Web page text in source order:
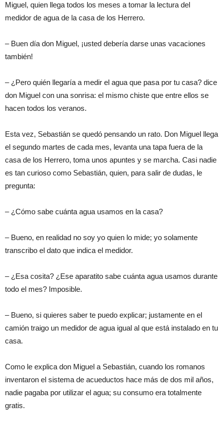
Miguel, quien llega todos los meses a tomar la lectura del
medidor de agua de la casa de los Herrero.
– Buen día don Miguel, ¡usted debería darse unas vacaciones
también!
– ¿Pero quién llegaría a medir el agua que pasa por tu casa? dice
don Miguel con una sonrisa: el mismo chiste que entre ellos se
hacen todos los veranos.
Esta vez, Sebastián se quedó pensando un rato. Don Miguel llega
el segundo martes de cada mes, levanta una tapa fuera de la
casa de los Herrero, toma unos apuntes y se marcha. Casi nadie
es tan curioso como Sebastián, quien, para salir de dudas, le
pregunta:
– ¿Cómo sabe cuánta agua usamos en la casa?
– Bueno, en realidad no soy yo quien lo mide; yo solamente
transcribo el dato que indica el medidor.
– ¿Esa cosita? ¿Ese aparatito sabe cuánta agua usamos durante
todo el mes? Imposible.
– Bueno, si quieres saber te puedo explicar; justamente en el
camión traigo un medidor de agua igual al que está instalado en tu
casa.
Como le explica don Miguel a Sebastián, cuando los romanos
inventaron el sistema de acueductos hace más de dos mil años,
nadie pagaba por utilizar el agua; su consumo era totalmente
gratis.